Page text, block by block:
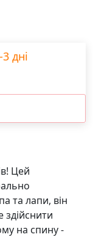
дні
Цей
та лапи, він
на спину -